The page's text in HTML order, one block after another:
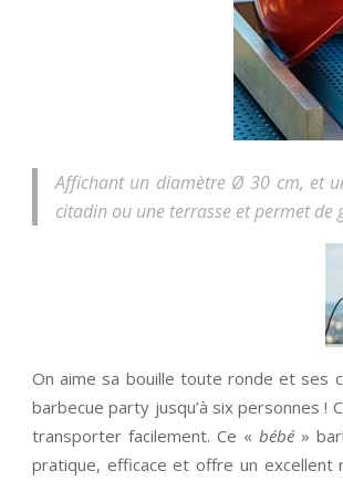
Affichant un diamètre Ø 30 cm, et
citadin ou une terrasse et permet de
On aime sa bouille toute ronde et ses
barbecue party jusqu’à six personnes !
transporter facilement. Ce «bébé »
pratique, efficace et offre un excellent